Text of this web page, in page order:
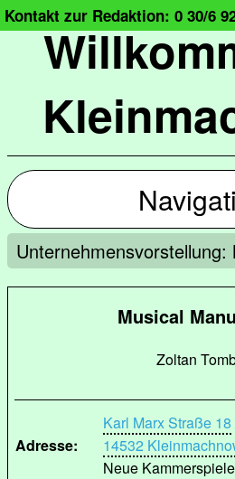
Kontakt zur Redaktion: 0 30/6
Musical
Zoltan
Adresse:
Karl Marx Straße 18
14532
Neue